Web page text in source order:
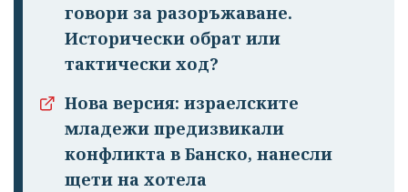
говори за разоръжаване.
Исторически обрат или
тактически ход?
Нова версия: израелските
младежи предизвикали
конфликта в Банско, нанесли
щети на хотела